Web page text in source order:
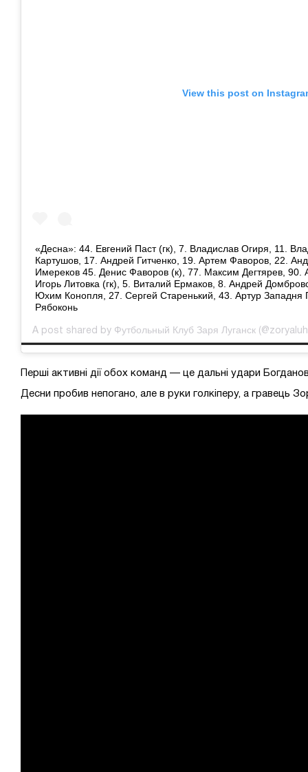
View this post on
«Десна»: 44. Евгений Паст (гк), 7. Владислав Огиря, 11.
Картушов, 17. Андрей Гитченко, 19. Артем Фаворов, 22.
Имереков 45. Денис Фаворов (к), 77. Максим Дегтярев, 90.
Игорь Литовка (гк), 5. Виталий Ермаков, 8. Андрей
Юхим Конопля, 27. Сергей Старенький, 43. Артур Западня
Рябоконь
A post shared by Футбольный Клуб Заря Луганск
Перші активні дії обох команд — це дальні удари
Десни пробив непогано, але в руки голкіперу, а гравець